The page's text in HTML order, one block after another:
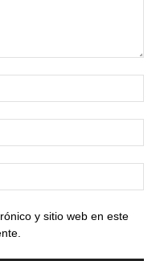
y sitio web en este